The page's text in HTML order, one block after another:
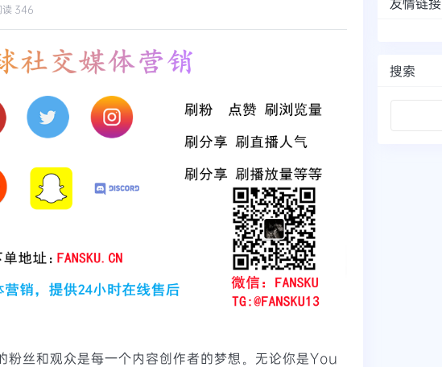
读 346
粉丝和观众是每一个内容创作者的梦想。无论你是You
搜索